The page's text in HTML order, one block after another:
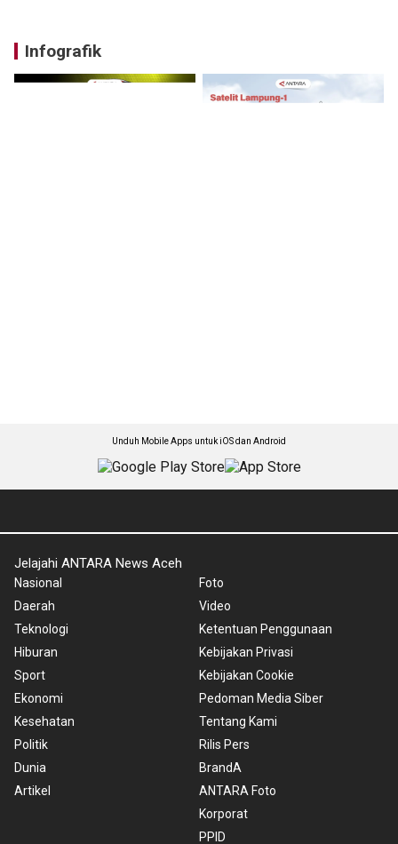
Infografik
Unduh Mobile Apps untuk iOS dan Android
Jelajahi ANTARA News Aceh
Nasional
Daerah
Teknologi
Hiburan
Sport
Ekonomi
Kesehatan
Politik
Dunia
Artikel
Foto
Video
Ketentuan Penggunaan
Kebijakan Privasi
Kebijakan Cookie
Pedoman Media Siber
Tentang Kami
Rilis Pers
BrandA
ANTARA Foto
Korporat
PPID